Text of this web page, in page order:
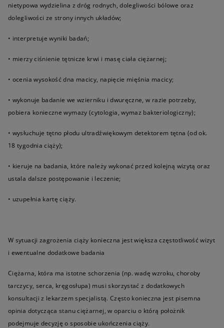
nietypowa wydzielina z dróg rodnych, dolegliwości bólowe oraz
dolegliwości ze strony innych układów;
• interpretuje wyniki badań;
• mierzy ciśnienie tętnicze krwi i masę ciała ciężarnej;
• ocenia wysokość dna macicy, napięcie mięśnia macicy;
• wykonuje badanie we wzierniku i dwuręczne, w razie potrzeby,
pobiera konieczne wymazy (cytologia, wymaz bakteriologiczny);
• wysłuchuje tętno płodu ultradźwiękowym detektorem tętna (od ok.
18 tygodnia ciąży);
• kieruje na badania, które należy wykonać przed kolejną wizytą oraz
ustala dalsze postępowanie i leczenie;
• uzupełnia kartę ciąży.
W sytuacji zagrożenia ciąży konieczna jest większa częstotliwość wizyt
i ewentualne dodatkowe badania
Ciężarna, która ma istotne schorzenia (np. wadę wzroku, choroby
tarczycy, serca, kręgosłupa) musi skorzystać z dodatkowych
konsultacji z lekarzem specjalistą. Często konieczna jest pisemna
opinia dotycząca stanu ciężarnej, w oparciu o którą położnik
podejmuje decyzję o sposobie ukończenia ciąży.